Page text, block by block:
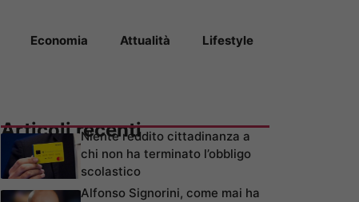
Economia Attualità Lifestyle
Articoli recentiNiente reddito cittadinanza a
chi non ha terminato l’obbligo
scolastico
Alfonso Signorini, come mai ha